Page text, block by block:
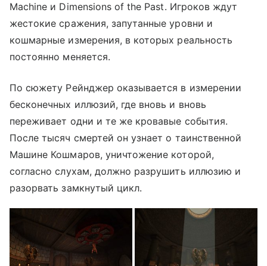
Machine и Dimensions of the Past. Игроков ждут
жестокие сражения, запутанные уровни и
кошмарные измерения, в которых реальность
постоянно меняется.
По сюжету Рейнджер оказывается в измерении
бесконечных иллюзий, где вновь и вновь
переживает одни и те же кровавые события.
После тысяч смертей он узнает о таинственной
Машине Кошмаров, уничтожение которой,
согласно слухам, должно разрушить иллюзию и
разорвать замкнутый цикл.